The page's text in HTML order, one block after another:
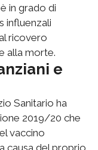
in grado di
influenzali
ricovero
alla morte.
e
Sanitario ha
2019/20 che
vaccino
causa del proprio